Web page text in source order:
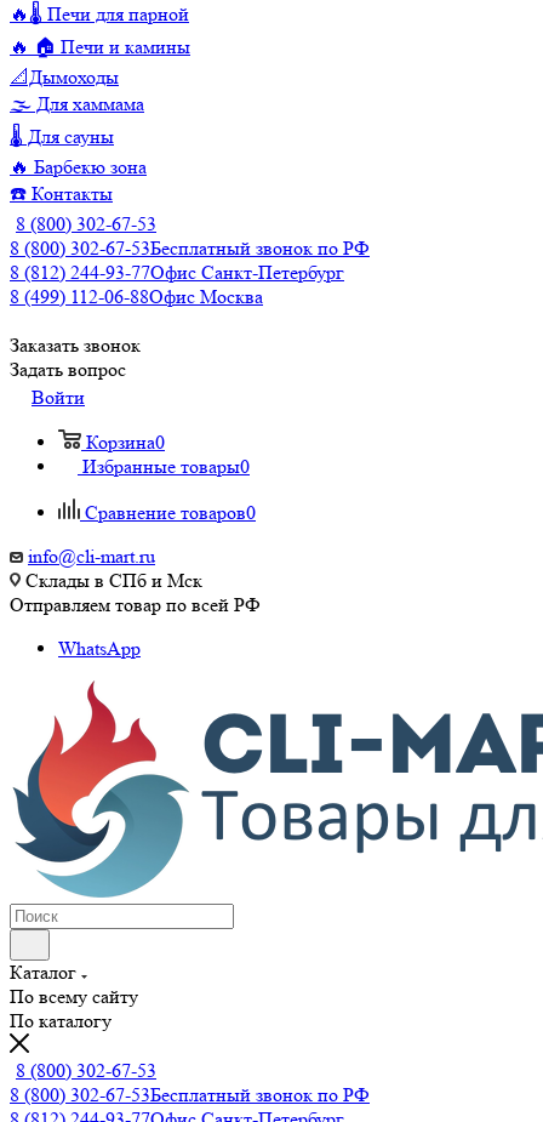
🔥🌡️ Печи для парной
🔥 🏠 Печи и камины
📐Дымоходы
🌫️ Для хаммама
🌡️ Для сауны
🔥 Барбекю зона
☎️ Контакты
8 (800) 302-67-53
8 (800) 302-67-53Бесплатный звонок по РФ
8 (812) 244-93-77Офис Санкт-Петербург
8 (499) 112-06-88Офис Москва
Заказать звонок
Задать вопрос
Войти
Корзина0
Избранные товары0
Сравнение товаров0
info@cli-mart.ru
Склады в СПб и Мск
Отправляем товар по всей РФ
WhatsApp
Каталог
По всему сайту
По каталогу
8 (800) 302-67-53
8 (800) 302-67-53Бесплатный звонок по РФ